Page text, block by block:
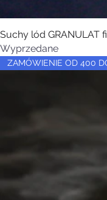
Suchy lód GRANULAT
Wyprzedane
ZAMÓWIENIE OD 400